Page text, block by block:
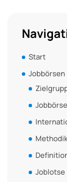
Start
Jobbörsen
Joblotse